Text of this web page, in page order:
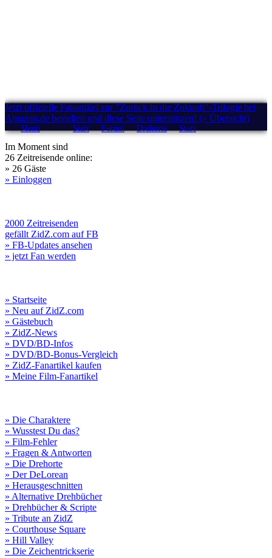
Jetzt offizielle Fanartikel zur "Zurück in die Zukunft"-Trilogie bei
Amazon.de bestellen und diese Seite unterstützen! (» Übersicht)
Menü Start Forum Drehorte Stars
Im Moment sind
26 Zeitreisende online:
» 26 Gäste
» Einloggen
2000 Zeitreisenden
gefällt ZidZ.com auf FB
» FB-Updates ansehen
» jetzt Fan werden
» Startseite
» Neu auf ZidZ.com
» Gästebuch
» ZidZ-News
» DVD/BD-Infos
» DVD/BD-Bonus-Vergleich
» ZidZ-Fanartikel kaufen
» Meine Film-Fanartikel
» Die Charaktere
» Wusstest Du das?
» Film-Fehler
» Fragen & Antworten
» Die Drehorte
» Der DeLorean
» Herausgeschnitten
» Alternative Drehbücher
» Drehbücher & Scripte
» Tribute an ZidZ
» Courthouse Square
» Hill Valley
» Die Zeichentrickserie